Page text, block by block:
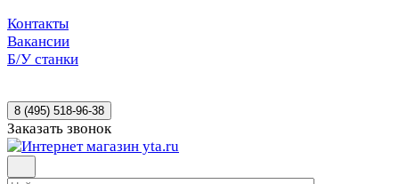
Контакты
Вакансии
Б/У станки
8 (495) 518-96-38
Заказать звонок